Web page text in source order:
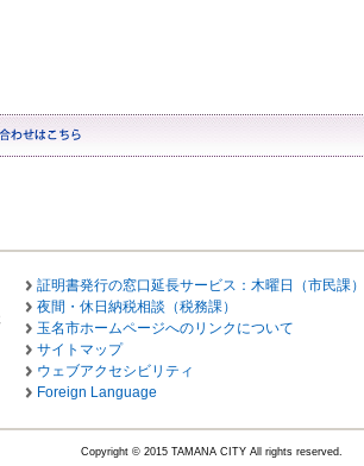
証明書発行の窓口延長サービス：木曜日（市民課）
夜間・休日納税相談（税務課）
玉名市ホームページへのリンクについて
サイトマップ
ウェブアクセシビリティ
Foreign Language
Copyright © 2015 TAMANA CITY All rights reserved.